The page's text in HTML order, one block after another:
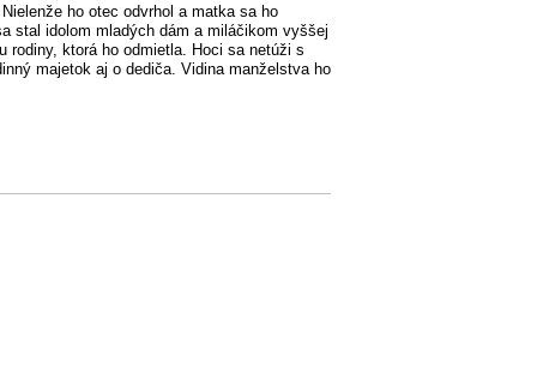
ho otec odvrhol a matka sa ho
stal idolom mladých dám a miláčikom vyššej
rodiny, ktorá ho odmietla. Hoci sa netúži s
majetok aj o dediča. Vidina manželstva ho